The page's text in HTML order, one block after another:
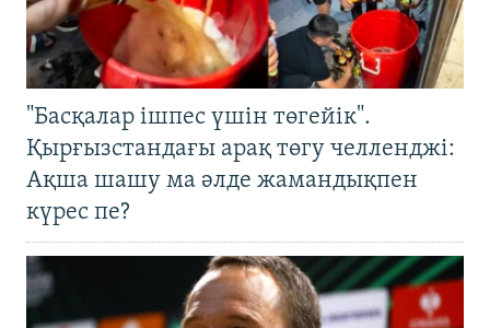
"Басқалар ішпес үшін төгейік".
Қырғызстандағы арақ төгу челленджі:
Ақша шашу ма әлде жамандықпен
күрес пе?